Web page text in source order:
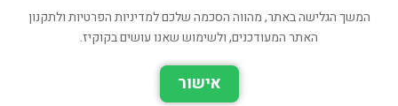
המשך הגלישה באתר, מהווה הסכמה שלכם למדיניות הפרטיות ולתקנון
האתר המעודכנים, ולשימוש שאנו עושים בקוקיז.
אישור